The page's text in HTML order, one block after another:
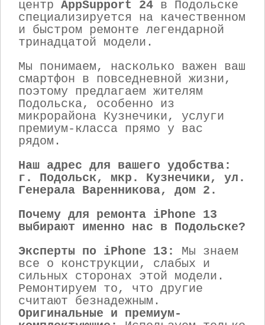
центр AppSupport 24 в Подольске
специализируется на качественном
и быстром ремонте легендарной
тринадцатой модели.
Мы понимаем, насколько важен ваш
смартфон в повседневной жизни,
поэтому предлагаем жителям
Подольска, особенно из
микрорайона Кузнечики, услуги
премиум-класса прямо у вас
рядом.
Наш адрес для вашего удобства:
г. Подольск, мкр. Кузнечики, ул.
Генерала Варенникова, дом 2.
Почему для ремонта iPhone 13
выбирают именно нас в Подольске?
Эксперты по iPhone 13:
Мы знаем
все о конструкции, слабых и
сильных сторонах этой модели.
Ремонтируем то, что другие
считают безнадежным.
Оригинальные и премиум-